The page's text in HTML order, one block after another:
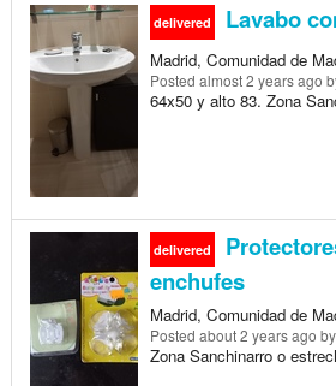
delivered Lavabo
Madrid, Comunidad de
Posted almost 2 years ago
64x50 y alto 83. Zona
delivered
enchufes
Madrid, Comunidad de
Posted about 2 years ago
Zona Sanchinarro o